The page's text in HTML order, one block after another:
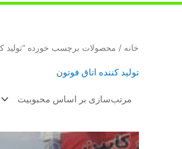
خانه / محصولات برچسب خورده “تولید
تولید کننده اتاق فوتون